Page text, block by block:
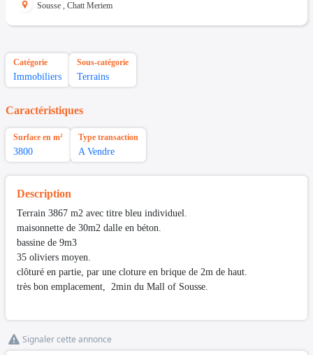
Sousse , Chatt Meriem
Catégorie
Immobiliers
Sous-catégorie
Terrains
Caractéristiques
Surface en m²
3800
Type transaction
A Vendre
Description
Terrain 3867 m2 avec titre bleu individuel.
maisonnette de 30m2 dalle en béton.
bassine de 9m3
35 oliviers moyen.
clôturé en partie, par une cloture en brique de 2m de haut.
très bon emplacement, 2min du Mall of Sousse.
Signaler cette annonce